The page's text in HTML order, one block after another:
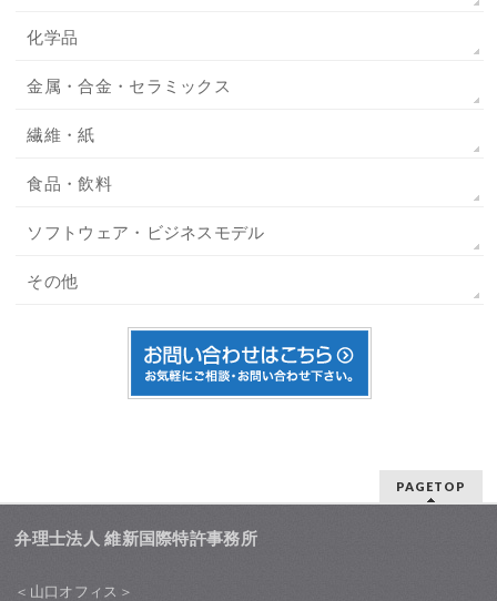
化学品
金属・合金・セラミックス
繊維・紙
食品・飲料
ソフトウェア・ビジネスモデル
その他
PAGETOP
弁理士法人 維新国際特許事務所
＜山口オフィス＞